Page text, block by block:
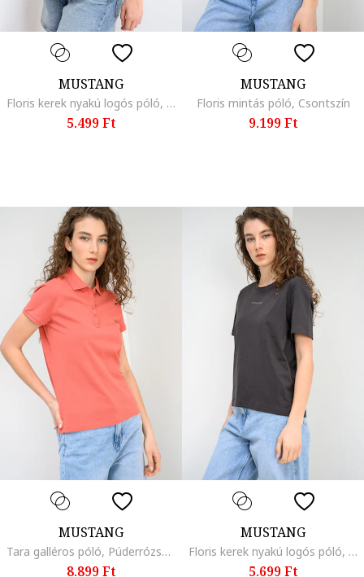
MUSTANG
Floris kerek nyakú logós póló, Csontszín
5.499 Ft
MUSTANG
Floris mintás póló, Csontszín
9.199 Ft
MUSTANG
Tara galléros póló, Púderrózsaszín
8.899 Ft
MUSTANG
Floris kerek nyakú logós póló, Mórszürke
5.699 Ft